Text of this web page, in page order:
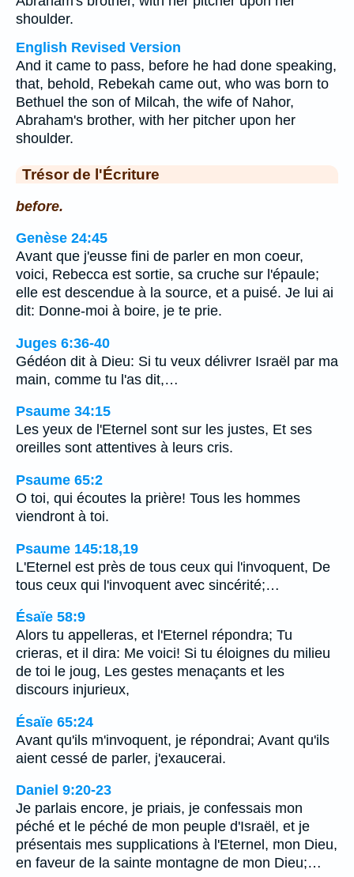
shoulder.
English Revised Version
And it came to pass, before he had done speaking,
that, behold, Rebekah came out, who was born to
Bethuel the son of Milcah, the wife of Nahor,
Abraham's brother, with her pitcher upon her
shoulder.
Trésor de l'Écriture
before.
Genèse 24:45
Avant que j'eusse fini de parler en mon coeur,
voici, Rebecca est sortie, sa cruche sur l'épaule;
elle est descendue à la source, et a puisé. Je lui ai
dit: Donne-moi à boire, je te prie.
Juges 6:36-40
Gédéon dit à Dieu: Si tu veux délivrer Israël par ma
main, comme tu l'as dit,…
Psaume 34:15
Les yeux de l'Eternel sont sur les justes, Et ses
oreilles sont attentives à leurs cris.
Psaume 65:2
O toi, qui écoutes la prière! Tous les hommes
viendront à toi.
Psaume 145:18,19
L'Eternel est près de tous ceux qui l'invoquent, De
tous ceux qui l'invoquent avec sincérité;…
Ésaïe 58:9
Alors tu appelleras, et l'Eternel répondra; Tu
crieras, et il dira: Me voici! Si tu éloignes du milieu
de toi le joug, Les gestes menaçants et les
discours injurieux,
Ésaïe 65:24
Avant qu'ils m'invoquent, je répondrai; Avant qu'ils
aient cessé de parler, j'exaucerai.
Daniel 9:20-23
Je parlais encore, je priais, je confessais mon
péché et le péché de mon peuple d'Israël, et je
présentais mes supplications à l'Eternel, mon Dieu,
en faveur de la sainte montagne de mon Dieu;…